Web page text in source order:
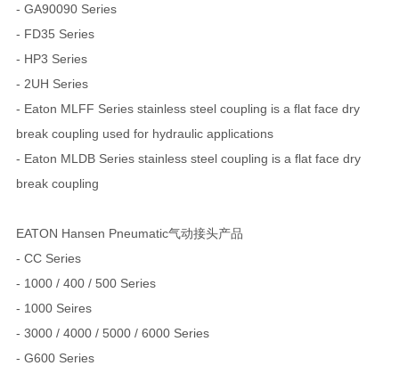
- GA90090 Series
- FD35 Series
- HP3 Series
- 2UH Series
- Eaton MLFF Series stainless steel coupling is a flat face dry
break coupling used for hydraulic applications
- Eaton MLDB Series stainless steel coupling is a flat face dry
break coupling
EATON Hansen Pneumatic气动接头产品
- CC Series
- 1000 / 400 / 500 Series
- 1000 Seires
- 3000 / 4000 / 5000 / 6000 Series
- G600 Series